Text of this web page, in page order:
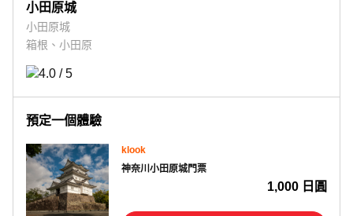
小田原城
小田原城
箱根、小田原
預定一個體驗
klook
神奈川小田原城門票
1,000 日圓